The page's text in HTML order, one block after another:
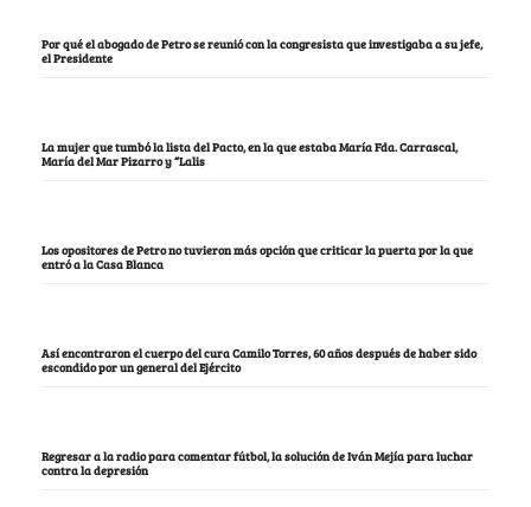
Por qué el abogado de Petro se reunió con la congresista que investigaba a su jefe,
el Presidente
La mujer que tumbó la lista del Pacto, en la que estaba María Fda. Carrascal,
María del Mar Pizarro y “Lalis
Los opositores de Petro no tuvieron más opción que criticar la puerta por la que
entró a la Casa Blanca
Así encontraron el cuerpo del cura Camilo Torres, 60 años después de haber sido
escondido por un general del Ejército
Regresar a la radio para comentar fútbol, la solución de Iván Mejía para luchar
contra la depresión